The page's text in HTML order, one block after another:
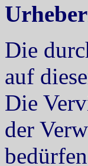
Die
auf
Die
der